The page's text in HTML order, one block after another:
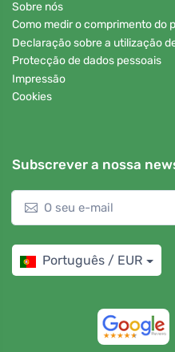
Sobre nós
Como medir o comprimento do
Declaração sobre a utilização
Protecção de dados pessoais
Impressão
Cookies
Subscrever a nossa
Português / EUR